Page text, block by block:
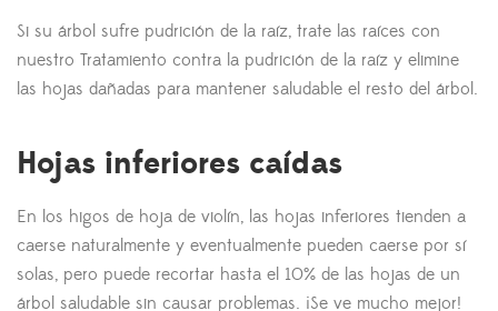
Si su árbol sufre pudrición de la raíz, trate las raíces con
nuestro Tratamiento contra la pudrición de la raíz y elimine
las hojas dañadas para mantener saludable el resto del árbol.
Hojas inferiores caídas
En los higos de hoja de violín, las hojas inferiores tienden a
caerse naturalmente y eventualmente pueden caerse por sí
solas, pero puede recortar hasta el 10% de las hojas de un
árbol saludable sin causar problemas. ¡Se ve mucho mejor!